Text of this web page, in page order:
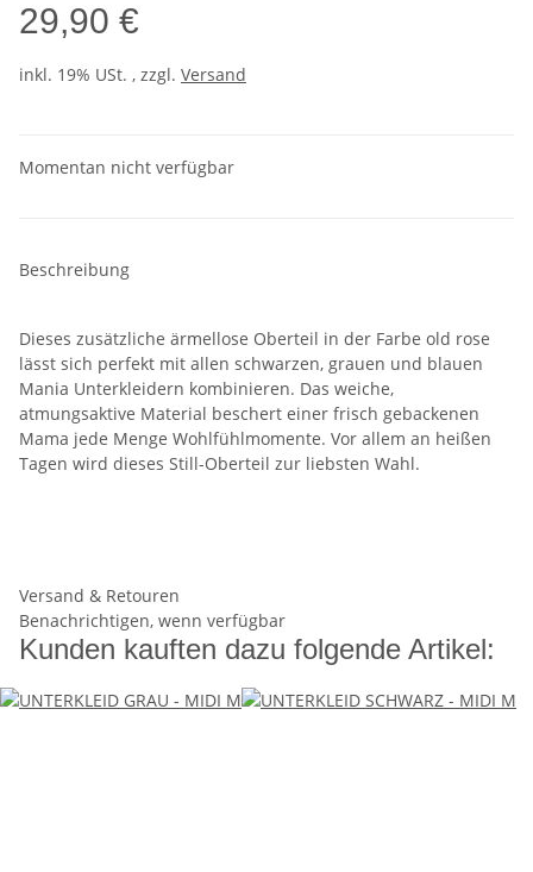
29,90 €
inkl. 19% USt. , zzgl. Versand
Momentan nicht verfügbar
Beschreibung
Dieses zusätzliche ärmellose Oberteil in der Farbe old rose
lässt sich perfekt mit allen schwarzen, grauen und blauen
Mania Unterkleidern kombinieren. Das weiche,
atmungsaktive Material beschert einer frisch gebackenen
Mama jede Menge Wohlfühlmomente. Vor allem an heißen
Tagen wird dieses Still-Oberteil zur liebsten Wahl.
Versand & Retouren
Benachrichtigen, wenn verfügbar
Kunden kauften dazu folgende Artikel: